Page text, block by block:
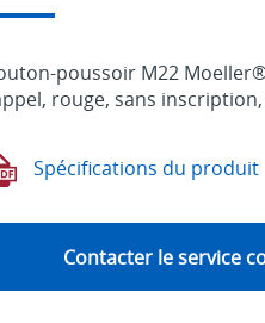
poussoir M22
rouge, sans
Spécifications du produit
Contacter le service